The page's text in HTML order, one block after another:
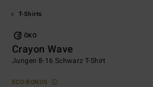
T-Shirts
ÖKO
Crayon Wave
Jungen 8-16 Schwarz T-Shirt
ECO-BONUS